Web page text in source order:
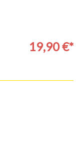
19,90 €*